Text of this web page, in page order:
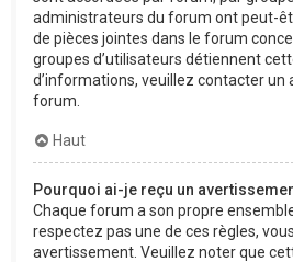
administrateurs du forum ont peut-
de pièces jointes dans le forum
groupes d’utilisateurs détiennent
d’informations, veuillez contacter un
forum.
Haut
Pourquoi ai-je reçu un
Chaque forum a son propre
respectez pas une de ces règles,
avertissement. Veuillez noter que